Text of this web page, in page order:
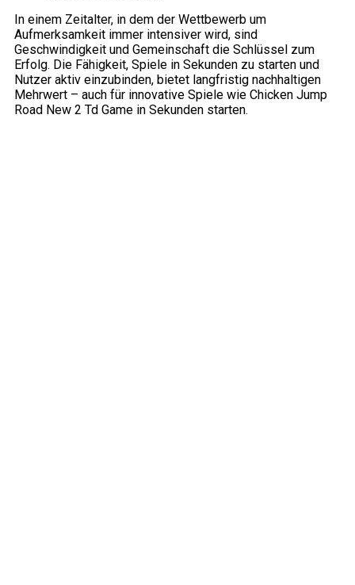
In einem Zeitalter, in dem der Wettbewerb um
Aufmerksamkeit immer intensiver wird, sind
Geschwindigkeit und Gemeinschaft die Schlüssel zum
Erfolg. Die Fähigkeit, Spiele in Sekunden zu starten und
Nutzer aktiv einzubinden, bietet langfristig nachhaltigen
Mehrwert – auch für innovative Spiele wie Chicken Jump
Road New 2 Td Game in Sekunden starten.